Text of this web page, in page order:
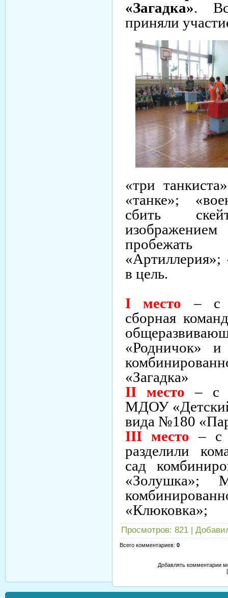
«Загадка».
приняли
«три
«танке»;
сбить
в цель.
I
место – с
сборная
«Родничок»
«Загадка»
II место – с
МДОУ
вида №180
III место – с
разделили
сад
«Золушка»;
«Клюковка»;
Просмотров: 821 |
Всего комментариев: 0
Добавлять комментарии